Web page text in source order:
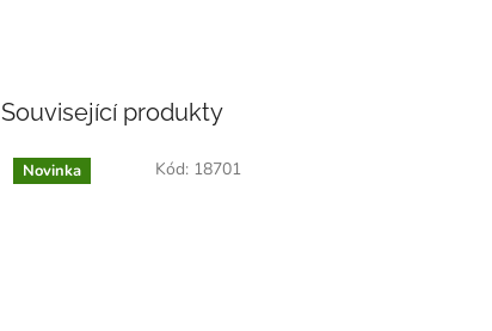
Související produkty
Novinka Kód: 18701